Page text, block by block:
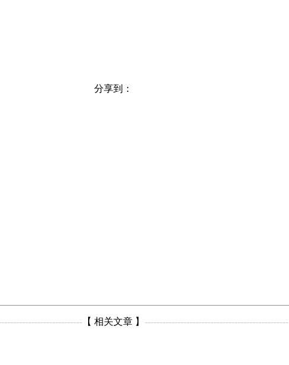
分享到：
【 相关文章 】 ------------------------------------------------